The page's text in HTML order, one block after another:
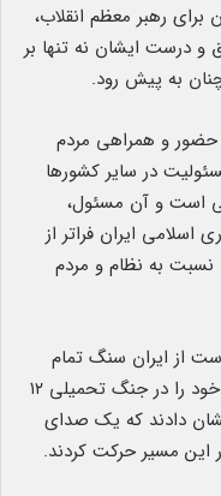
رهبر معظم انقلاب،
و درست ایشان نه تنها بر
به پیش رود.
حضور و همراهی مردم
در سایر کشورها
است و آن مسئول،
اسلامی ایران فراتر از
نسبت به نظام و مردم
از ایران سنگ تمام
گذاشتند، خاطرنشان کرد: مردم یکپارچگی خود را در جنگ تحمیلی ۱۲
دادند که یک صدای
این مسیر حرکت کردند.